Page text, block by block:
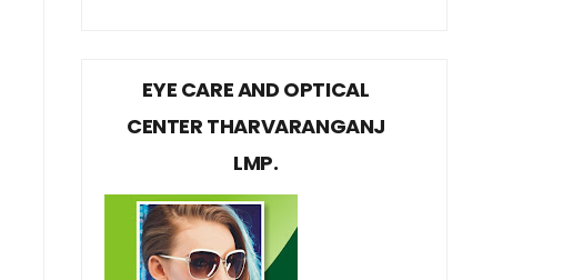
EYE CARE AND OPTICAL
CENTER THARVARANGANJ
LMP.